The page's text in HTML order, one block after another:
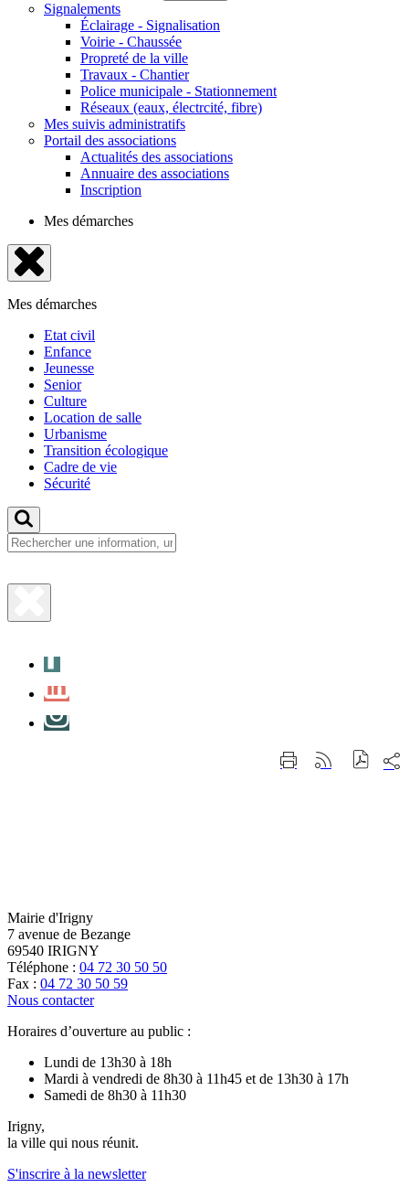
Signalements
Éclairage - Signalisation
Voirie - Chaussée
Propreté de la ville
Travaux - Chantier
Police municipale - Stationnement
Réseaux (eaux, électrcité, fibre)
Mes suivis administratifs
Portail des associations
Actualités des associations
Annuaire des associations
Inscription
Mes démarches
Fermer
le
menu
Mes démarches
Etat civil
Enfance
Jeunesse
Senior
Culture
Location de salle
Urbanisme
Transition écologique
Cadre de vie
Sécurité
Fermer
ImprimerGénérer
sur
Mairie d'Irigny
7 avenue de Bezange
69540 IRIGNY
Téléphone : 04 72 30 50 50
Fax : 04 72 30 50 59
Nous contacter
Horaires d’ouverture au public :
Lundi de 13h30 à 18h
Mardi à vendredi de 8h30 à 11h45 et de 13h30 à 17h
Samedi de 8h30 à 11h30
Irigny,
la ville qui nous réunit.
S'inscrire à la newsletter